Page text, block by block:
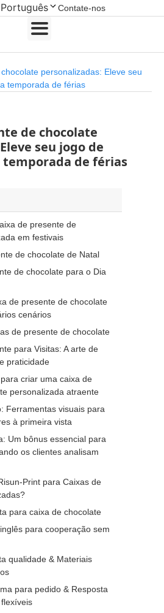
Português Contate-nos
personalizadas: Eleve seu
temporada de férias
de chocolate
seu jogo de
de férias
de presente de
em festivais
de chocolate de Natal
de chocolate para o Dia
de presente de chocolate
cenários
de presente de chocolate
para Visitas: A arte de
praticidade
criar uma caixa de
personalizada atraente
Ferramentas visuais para
à primeira vista
Um bônus essencial para
os clientes analisam
Print para Caixas de
para caixa de chocolate
para cooperação sem
qualidade & Materiais
para pedido & Resposta